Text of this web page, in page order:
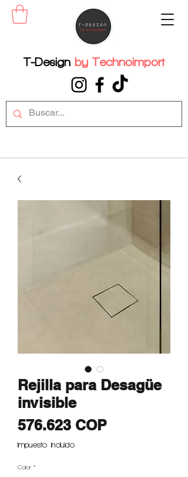
T-Design by Technoimport
Rejilla para Desagüe
invisible
576.623 COPPrecio
Impuesto incluido
Color *